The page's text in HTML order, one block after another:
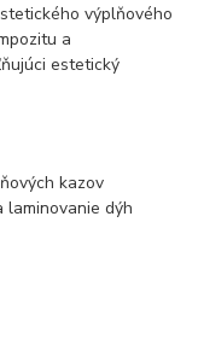
výplňového
a
estetický
kazov
laminovanie dýh